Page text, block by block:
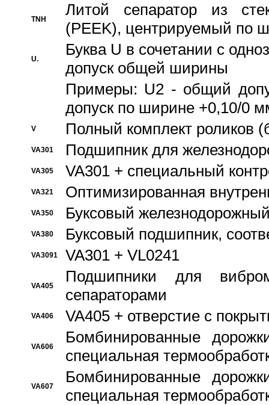
TNH
Литой сепаратор из
(PEEK), центрируемый по
U.
Буква U в сочетании с
допуск общей ширины
Примеры: U2 - общий
допуск по ширине +0,10/0
V Полный комплект роликов
VA301 Подшипник для
VA305 VA301 + специальный
VA321 Оптимизированная
VA350 Буксовый
VA380 Буксовый подшипник,
VA3091 VA301 + VL0241
VA405
Подшипники для
сепараторами
VA406 VA405 + отверстие с
VA606
Бомбинированные
специальная
VA607
Бомбинированные
специальная